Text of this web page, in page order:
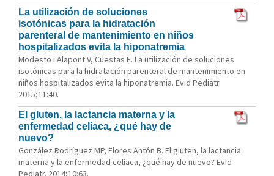
La utilización de soluciones
isotónicas para la hidratación
parenteral de mantenimiento en niños
hospitalizados evita la hiponatremia
Modesto i Alapont V, Cuestas E. La utilización de soluciones
isotónicas para la hidratación parenteral de mantenimiento en
niños hospitalizados evita la hiponatremia. Evid Pediatr.
2015;11:40.
El gluten, la lactancia materna y la
enfermedad celiaca, ¿qué hay de
nuevo?
González Rodríguez MP, Flores Antón B. El gluten, la lactancia
materna y la enfermedad celiaca, ¿qué hay de nuevo? Evid
Pediatr. 2014;10:63.